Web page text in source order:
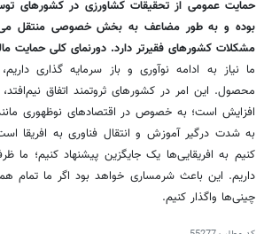
حمایت عمومی از تحقیقات کشاورزی در کشورهای
بوده و به طور مضاعف به بخش خصوصی منتقل
مشکلات کشورهای فقیرتر دارد. دورنمای کلی حمایت
ما نیاز به ادامه نوآوری و باز سرمایه گذاری
محصول. این امر در کشورهای ثروتمند اتفاق
افزایش است؛ به خصوص در اقتصادهای نوظهوری
به شدت درگیر آموزش و انتقال فناوری به افریقا
کنیم به افریقایی‌ها یک جایگزین پیشنهاد کنیم؛ ما
داریم. این باعث شرمساری خواهد بود اگر ما تمام
چینی‌ها واگذار کنیم.